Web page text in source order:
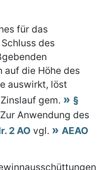
für das
des
auf die Höhe des
auswirkt, löst
gem.
§
Anwendung des
2 AO vgl.
AEAO